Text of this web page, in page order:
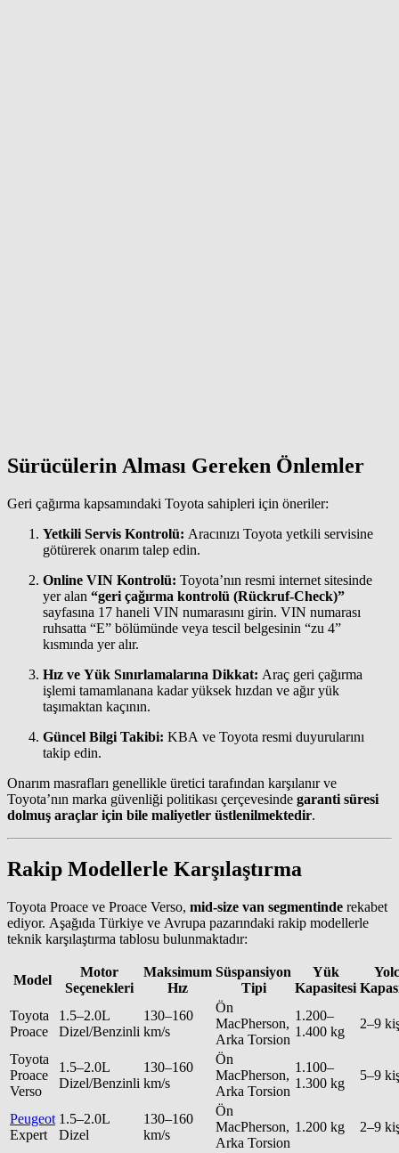
Sürücülerin Alması Gereken Önlemler
Geri çağırma kapsamındaki Toyota sahipleri için öneriler:
Yetkili Servis Kontrolü: Aracınızı Toyota yetkili servisine
götürerek onarım talep edin.
Online VIN Kontrolü: Toyota’nın resmi internet sitesinde
yer alan “geri çağırma kontrolü (Rückruf-Check)”
sayfasına 17 haneli VIN numarasını girin. VIN numarası
ruhsatta “E” bölümünde veya tescil belgesinin “zu 4”
kısmında yer alır.
Hız ve Yük Sınırlamalarına Dikkat: Araç geri çağırma
işlemi tamamlanana kadar yüksek hızdan ve ağır yük
taşımaktan kaçının.
Güncel Bilgi Takibi: KBA ve Toyota resmi duyurularını
takip edin.
Onarım masrafları genellikle üretici tarafından karşılanır ve
Toyota’nın marka güvenliği politikası çerçevesinde garanti süresi
dolmuş araçlar için bile maliyetler üstlenilmektedir.
Rakip Modellerle Karşılaştırma
Toyota Proace ve Proace Verso, mid-size van segmentinde rekabet
ediyor. Aşağıda Türkiye ve Avrupa pazarındaki rakip modellerle
teknik karşılaştırma tablosu bulunmaktadır:
Model
Motor
Seçenekleri
Maksimum
Hız
Süspansiyon
Tipi
Yük
Kapasitesi
Toyota
Proace
1.5–2.0L
Dizel/Benzinli
130–160
km/s
Ön
MacPherson,
Arka Torsion
1.200–
1.400 kg
2–9
Toyota
Proace
Verso
1.5–2.0L
Dizel/Benzinli
130–160
km/s
Ön
MacPherson,
Arka Torsion
1.100–
1.300 kg
5–9
Peugeot
Expert
1.5–2.0L
Dizel
130–160
km/s
Ön
MacPherson,
Arka Torsion
1.200 kg 2–9